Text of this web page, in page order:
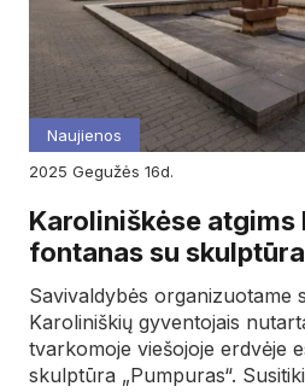
Naujienos
2025
gegužės 16d.
Karoliniškėse atgims
fontanas su
Savivaldybės organizuotame
Karoliniškių gyventojais
tvarkomoje viešojoje erdvėje
skulptūra „Pumpuras“.